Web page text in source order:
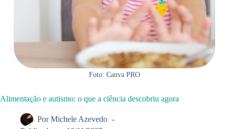
Foto: Canva PRO
Alimentação e autismo: o que a ciência descobriu agora
Por Michele Azevedo